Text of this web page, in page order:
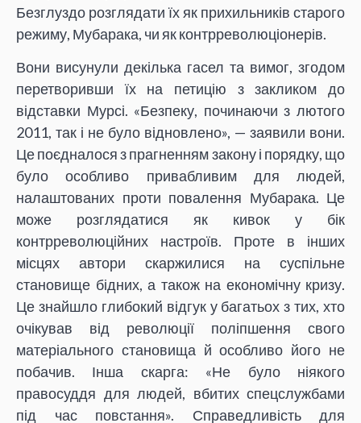
Безглуздо розглядати їх як прихильників старого
режиму, Мубарака, чи як контрреволюціонерів.
Вони висунули декілька гасел та вимог, згодом
перетворивши їх на петицію з закликом до
відставки Мурсі. «Безпеку, починаючи з лютого
2011, так і не було відновлено», — заявили вони.
Це поєдналося з прагненням закону і порядку, що
було особливо привабливим для людей,
налаштованих проти повалення Мубарака. Це
може розглядатися як кивок у бік
контрреволюційних настроїв. Проте в інших
місцях автори скаржилися на суспільне
становище бідних, а також на економічну кризу.
Це знайшло глибокий відгук у багатьох з тих, хто
очікував від революції поліпшення свого
матеріального становища й особливо його не
побачив. Інша скарга: «Не було ніякого
правосуддя для людей, вбитих спецслужбами
під час повстання». Справедливість для